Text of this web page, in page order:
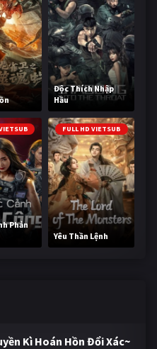
Độc Thích Nhập
Hầu
Phản
FULL HD VIETSUB
Yêu Thần Lệnh
Kì Hoán Hồn Đổi Xác~